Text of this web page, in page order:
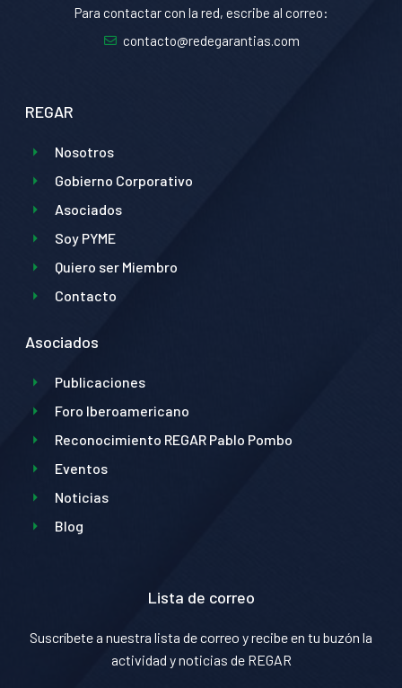
Para contactar con la red, escribe al correo:
contacto@redegarantias.com
REGAR
Nosotros
Gobierno Corporativo
Asociados
Soy PYME
Quiero ser Miembro
Contacto
Asociados
Publicaciones
Foro Iberoamericano
Reconocimiento REGAR Pablo Pombo
Eventos
Noticias
Blog
Lista de correo
Suscríbete a nuestra lista de correo y recibe en tu buzón la
actividad y noticias de REGAR